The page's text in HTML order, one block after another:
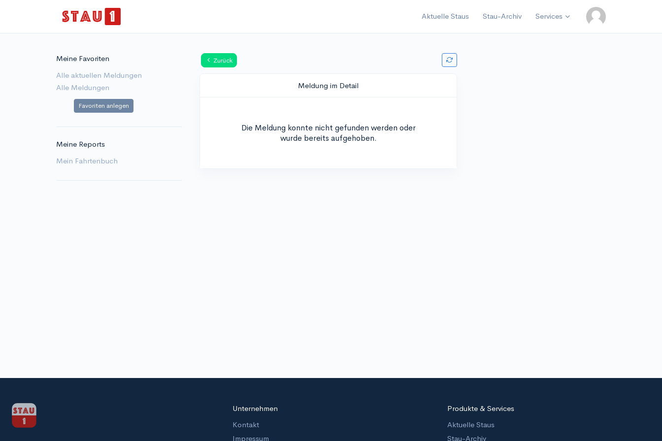
Aktuelle Staus Stau-Archiv Services
Meine Favoriten
Alle aktuellen Meldungen
Alle Meldungen
Favoriten anlegen
Meine Reports
Mein Fahrtenbuch
Zurück
Meldung im Detail
Die Meldung konnte nicht gefunden werden oder
wurde bereits aufgehoben.
Unternehmen
Kontakt
Impressum
Produkte & Services
Aktuelle Staus
Stau-Archiv